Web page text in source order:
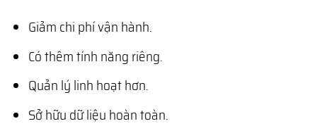
Giảm chi phí vận hành.
Có thêm tính năng riêng.
Quản lý linh hoạt hơn.
Sở hữu dữ liệu hoàn toàn.